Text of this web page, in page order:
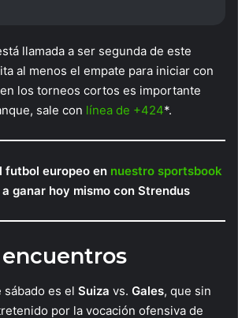
llamada a ser segunda de este
al menos el empate para iniciar con
los torneos cortos es importante
sale con línea de +424*.
futbol europeo en nuestro sportsbook
ganar hoy mismo con Strendus
es el Suiza vs. Gales, que sin
por la vocación ofensiva de